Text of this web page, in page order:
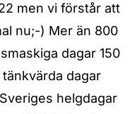
men vi förstår att
nu;-) Mer än 800
dagar 150
dagar
helgdagar